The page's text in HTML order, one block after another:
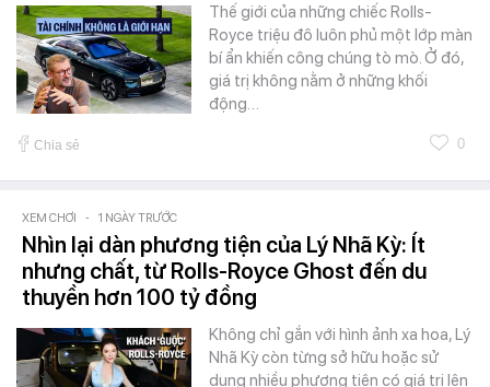
Thế giới của những chiếc Rolls-
Royce triệu đô luôn phủ một lớp màn
bí ẩn khiến công chúng tò mò. Ở đó,
giá trị không nằm ở những khối
động…
Chia sẻ 0
XEM CHƠI - 1 NGÀY TRƯỚC
Nhìn lại dàn phương tiện của Lý Nhã Kỳ: Ít
nhưng chất, từ Rolls-Royce Ghost đến du
thuyền hơn 100 tỷ đồng
Không chỉ gắn với hình ảnh xa hoa, Lý
Nhã Kỳ còn từng sở hữu hoặc sử
dụng nhiều phương tiện có giá trị lên